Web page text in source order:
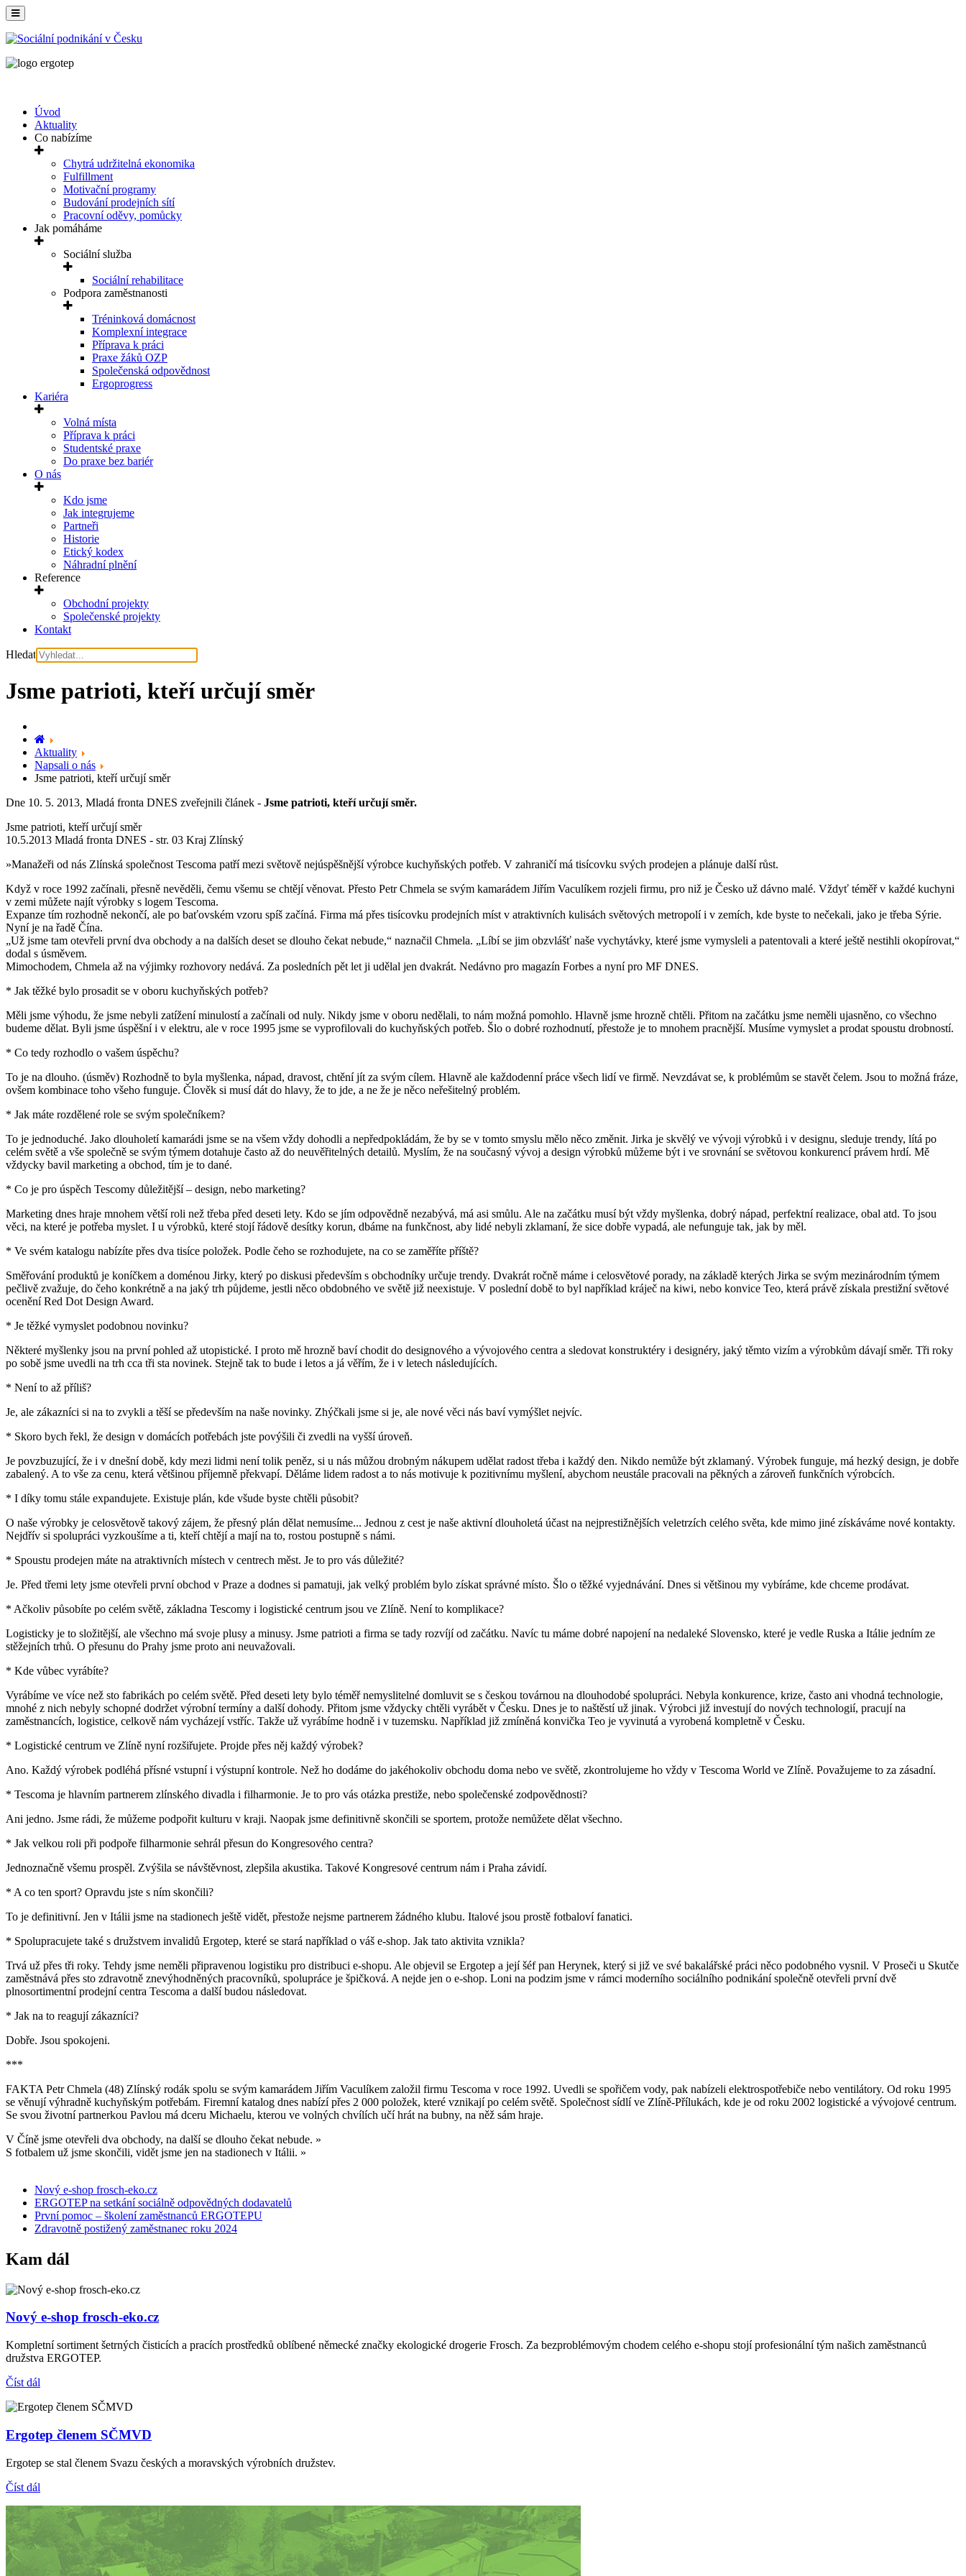
Úvod
Aktuality
Co nabízíme
Chytrá udržitelná ekonomika
Fulfillment
Motivační programy
Budování prodejních sítí
Pracovní oděvy, pomůcky
Jak pomáháme
Sociální služba
Sociální rehabilitace
Podpora zaměstnanosti
Tréninková domácnost
Komplexní integrace
Příprava k práci
Praxe žáků OZP
Společenská odpovědnost
Ergoprogress
Kariéra
Volná místa
Příprava k práci
Studentské praxe
Do praxe bez bariér
O nás
Kdo jsme
Jak integrujeme
Partneři
Historie
Etický kodex
Náhradní plnění
Reference
Obchodní projekty
Společenské projekty
Kontakt
Hledat
Jsme patrioti, kteří určují směr
Aktuality
Napsali o nás
Jsme patrioti, kteří určují směr
Dne 10. 5. 2013, Mladá fronta DNES zveřejnili článek - Jsme patrioti, kteří určují směr.
Jsme patrioti, kteří určují směr
10.5.2013 Mladá fronta DNES - str. 03 Kraj Zlínský
»Manažeři od nás Zlínská společnost Tescoma patří mezi světově nejúspěšnější výrobce kuchyňských potřeb. V zahraničí má tisícovku svých prodejen a plánuje další růst.
Když v roce 1992 začínali, přesně nevěděli, čemu všemu se chtějí věnovat. Přesto Petr Chmela se svým kamarádem Jiřím Vaculíkem rozjeli firmu, pro niž je Česko už dávno malé. Vždyť téměř v každé kuchyni
v zemi můžete najít výrobky s logem Tescoma.
Expanze tím rozhodně nekončí, ale po baťovském vzoru spíš začíná. Firma má přes tisícovku prodejních míst v atraktivních kulisách světových metropolí i v zemích, kde byste to nečekali, jako je třeba Sýrie.
Nyní je na řadě Čína.
„Už jsme tam otevřeli první dva obchody a na dalších deset se dlouho čekat nebude,“ naznačil Chmela. „Líbí se jim obzvlášť naše vychytávky, které jsme vymysleli a patentovali a které ještě nestihli okopírovat,“
dodal s úsměvem.
Mimochodem, Chmela až na výjimky rozhovory nedává. Za posledních pět let ji udělal jen dvakrát. Nedávno pro magazín Forbes a nyní pro MF DNES.
* Jak těžké bylo prosadit se v oboru kuchyňských potřeb?
Měli jsme výhodu, že jsme nebyli zatížení minulostí a začínali od nuly. Nikdy jsme v oboru nedělali, to nám možná pomohlo. Hlavně jsme hrozně chtěli. Přitom na začátku jsme neměli ujasněno, co všechno
budeme dělat. Byli jsme úspěšní i v elektru, ale v roce 1995 jsme se vyprofilovali do kuchyňských potřeb. Šlo o dobré rozhodnutí, přestože je to mnohem pracnější. Musíme vymyslet a prodat spoustu drobností.
* Co tedy rozhodlo o vašem úspěchu?
To je na dlouho. (úsměv) Rozhodně to byla myšlenka, nápad, dravost, chtění jít za svým cílem. Hlavně ale každodenní práce všech lidí ve firmě. Nevzdávat se, k problémům se stavět čelem. Jsou to možná fráze,
ovšem kombinace toho všeho funguje. Člověk si musí dát do hlavy, že to jde, a ne že je něco neřešitelný problém.
* Jak máte rozdělené role se svým společníkem?
To je jednoduché. Jako dlouholetí kamarádi jsme se na všem vždy dohodli a nepředpokládám, že by se v tomto smyslu mělo něco změnit. Jirka je skvělý ve vývoji výrobků i v designu, sleduje trendy, lítá po
celém světě a vše společně se svým týmem dotahuje často až do neuvěřitelných detailů. Myslím, že na současný vývoj a design výrobků můžeme být i ve srovnání se světovou konkurencí právem hrdí. Mě
vždycky bavil marketing a obchod, tím je to dané.
* Co je pro úspěch Tescomy důležitější – design, nebo marketing?
Marketing dnes hraje mnohem větší roli než třeba před deseti lety. Kdo se jím odpovědně nezabývá, má asi smůlu. Ale na začátku musí být vždy myšlenka, dobrý nápad, perfektní realizace, obal atd. To jsou
věci, na které je potřeba myslet. I u výrobků, které stojí řádově desítky korun, dbáme na funkčnost, aby lidé nebyli zklamaní, že sice dobře vypadá, ale nefunguje tak, jak by měl.
* Ve svém katalogu nabízíte přes dva tisíce položek. Podle čeho se rozhodujete, na co se zaměříte příště?
Směřování produktů je koníčkem a doménou Jirky, který po diskusi především s obchodníky určuje trendy. Dvakrát ročně máme i celosvětové porady, na základě kterých Jirka se svým mezinárodním týmem
pečlivě zvažuje, do čeho konkrétně a na jaký trh půjdeme, jestli něco obdobného ve světě již neexistuje. V poslední době to byl například kráječ na kiwi, nebo konvice Teo, která právě získala prestižní světové
ocenění Red Dot Design Award.
* Je těžké vymyslet podobnou novinku?
Některé myšlenky jsou na první pohled až utopistické. I proto mě hrozně baví chodit do designového a vývojového centra a sledovat konstruktéry i designéry, jaký těmto vizím a výrobkům dávají směr. Tři roky
po sobě jsme uvedli na trh cca tři sta novinek. Stejně tak to bude i letos a já věřím, že i v letech následujících.
* Není to až příliš?
Je, ale zákazníci si na to zvykli a těší se především na naše novinky. Zhýčkali jsme si je, ale nové věci nás baví vymýšlet nejvíc.
* Skoro bych řekl, že design v domácích potřebách jste povýšili či zvedli na vyšší úroveň.
Je povzbuzující, že i v dnešní době, kdy mezi lidmi není tolik peněz, si u nás můžou drobným nákupem udělat radost třeba i každý den. Nikdo nemůže být zklamaný. Výrobek funguje, má hezký design, je dobře
zabalený. A to vše za cenu, která většinou příjemně překvapí. Děláme lidem radost a to nás motivuje k pozitivnímu myšlení, abychom neustále pracovali na pěkných a zároveň funkčních výrobcích.
* I díky tomu stále expandujete. Existuje plán, kde všude byste chtěli působit?
O naše výrobky je celosvětově takový zájem, že přesný plán dělat nemusíme... Jednou z cest je naše aktivní dlouholetá účast na nejprestižnějších veletrzích celého světa, kde mimo jiné získáváme nové kontakty.
Nejdřív si spolupráci vyzkoušíme a ti, kteří chtějí a mají na to, rostou postupně s námi.
* Spoustu prodejen máte na atraktivních místech v centrech měst. Je to pro vás důležité?
Je. Před třemi lety jsme otevřeli první obchod v Praze a dodnes si pamatuji, jak velký problém bylo získat správné místo. Šlo o těžké vyjednávání. Dnes si většinou my vybíráme, kde chceme prodávat.
* Ačkoliv působíte po celém světě, základna Tescomy i logistické centrum jsou ve Zlíně. Není to komplikace?
Logisticky je to složitější, ale všechno má svoje plusy a minusy. Jsme patrioti a firma se tady rozvíjí od začátku. Navíc tu máme dobré napojení na nedaleké Slovensko, které je vedle Ruska a Itálie jedním ze
stěžejních trhů. O přesunu do Prahy jsme proto ani neuvažovali.
* Kde vůbec vyrábíte?
Vyrábíme ve více než sto fabrikách po celém světě. Před deseti lety bylo téměř nemyslitelné domluvit se s českou továrnou na dlouhodobé spolupráci. Nebyla konkurence, krize, často ani vhodná technologie,
mnohé z nich nebyly schopné dodržet výrobní termíny a další dohody. Přitom jsme vždycky chtěli vyrábět v Česku. Dnes je to naštěstí už jinak. Výrobci již investují do nových technologií, pracují na
zaměstnancích, logistice, celkově nám vycházejí vstříc. Takže už vyrábíme hodně i v tuzemsku. Například již zmíněná konvička Teo je vyvinutá a vyrobená kompletně v Česku.
* Logistické centrum ve Zlíně nyní rozšiřujete. Projde přes něj každý výrobek?
Ano. Každý výrobek podléhá přísné vstupní i výstupní kontrole. Než ho dodáme do jakéhokoliv obchodu doma nebo ve světě, zkontrolujeme ho vždy v Tescoma World ve Zlíně. Považujeme to za zásadní.
* Tescoma je hlavním partnerem zlínského divadla i filharmonie. Je to pro vás otázka prestiže, nebo společenské zodpovědnosti?
Ani jedno. Jsme rádi, že můžeme podpořit kulturu v kraji. Naopak jsme definitivně skončili se sportem, protože nemůžete dělat všechno.
* Jak velkou roli při podpoře filharmonie sehrál přesun do Kongresového centra?
Jednoznačně všemu prospěl. Zvýšila se návštěvnost, zlepšila akustika. Takové Kongresové centrum nám i Praha závidí.
* A co ten sport? Opravdu jste s ním skončili?
To je definitivní. Jen v Itálii jsme na stadionech ještě vidět, přestože nejsme partnerem žádného klubu. Italové jsou prostě fotbaloví fanatici.
* Spolupracujete také s družstvem invalidů Ergotep, které se stará například o váš e-shop. Jak tato aktivita vznikla?
Trvá už přes tři roky. Tehdy jsme neměli připravenou logistiku pro distribuci e-shopu. Ale objevil se Ergotep a její šéf pan Herynek, který si již ve své bakalářské práci něco podobného vysnil. V Proseči u Skutče
zaměstnává přes sto zdravotně znevýhodněných pracovníků, spolupráce je špičková. A nejde jen o e-shop. Loni na podzim jsme v rámci moderního sociálního podnikání společně otevřeli první dvě
plnosortimentní prodejní centra Tescoma a další budou následovat.
* Jak na to reagují zákazníci?
Dobře. Jsou spokojeni.
***
FAKTA Petr Chmela (48) Zlínský rodák spolu se svým kamarádem Jiřím Vaculíkem založil firmu Tescoma v roce 1992. Uvedli se spořičem vody, pak nabízeli elektrospotřebiče nebo ventilátory. Od roku 1995
se věnují výhradně kuchyňským potřebám. Firemní katalog dnes nabízí přes 2 000 položek, které vznikají po celém světě. Společnost sídlí ve Zlíně-Přílukách, kde je od roku 2002 logistické a vývojové centrum.
Se svou životní partnerkou Pavlou má dceru Michaelu, kterou ve volných chvílích učí hrát na bubny, na něž sám hraje.
V Číně jsme otevřeli dva obchody, na další se dlouho čekat nebude. »
S fotbalem už jsme skončili, vidět jsme jen na stadionech v Itálii. »
Nový e-shop frosch-eko.cz
ERGOTEP na setkání sociálně odpovědných dodavatelů
První pomoc – školení zaměstnanců ERGOTEPU
Zdravotně postižený zaměstnanec roku 2024
Kam dál
Nový e-shop frosch-eko.cz
Kompletní sortiment šetrných čisticích a pracích prostředků oblíbené německé značky ekologické drogerie Frosch. Za bezproblémovým chodem celého e-shopu stojí profesionální tým našich zaměstnanců
družstva ERGOTEP.
Číst dál
Ergotep členem SČMVD
Ergotep se stal členem Svazu českých a moravských výrobních družstev.
Číst dál